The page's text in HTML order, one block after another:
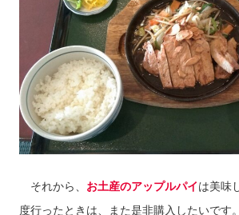
それから、 お土産のアップルパイは美味
度行ったときは、また是非購入したいです。